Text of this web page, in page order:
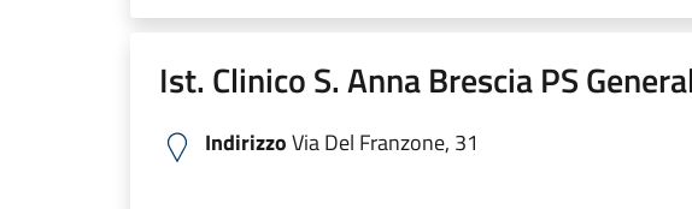
Ist. Clinico S. Anna Brescia PS
IndirizzoVia Del Franzone, 31